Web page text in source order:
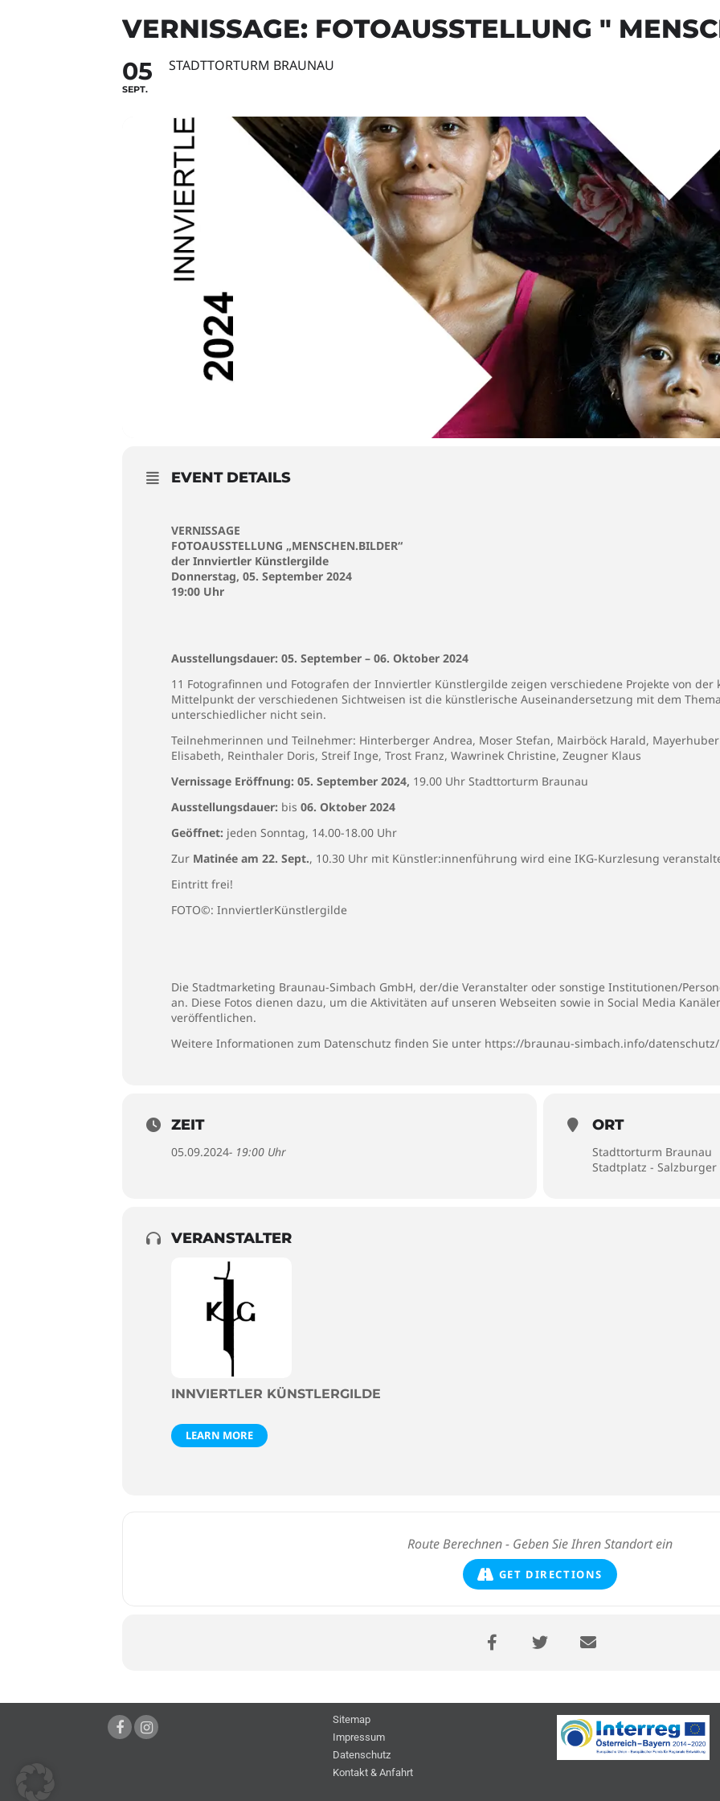
VERNISSAGE: FOTOAUSSTELLUNG "
05
SEPT.
STADTTORTURM BRAUNAU
EVENT DETAILS
VERNISSAGE
FOTOAUSSTELLUNG „MENSCHEN.BILDER“
der Innviertler Künstlergilde
Donnerstag, 05. September 2024
19:00 Uhr
Ausstellungsdauer: 05. September – 06. Oktober 2024
11 Fotografinnen und Fotografen der Innviertler Künstlergilde zeigen verschiedene Projekte von der
Mittelpunkt der verschiedenen Sichtweisen ist die künstlerische Auseinandersetzung mit dem
unterschiedlicher nicht sein.
Teilnehmerinnen und Teilnehmer: Hinterberger Andrea, Moser Stefan, Mairböck Harald,
Elisabeth, Reinthaler Doris, Streif Inge, Trost Franz, Wawrinek Christine, Zeugner Klaus
Vernissage Eröffnung: 05. September 2024, 19.00 Uhr Stadttorturm Braunau
Ausstellungsdauer: bis 06. Oktober 2024
Geöffnet: jeden Sonntag, 14.00-18.00 Uhr
Zur Matinée am 22. Sept., 10.30 Uhr mit Künstler:innenführung wird eine IKG-Kurzlesung
Eintritt frei!
FOTO©: InnviertlerKünstlergilde
Die Stadtmarketing Braunau-Simbach GmbH, der/die Veranstalter oder sonstige Institutionen/
an. Diese Fotos dienen dazu, um die Aktivitäten auf unseren Webseiten sowie in Social Media
veröffentlichen.
Weitere Informationen zum Datenschutz finden Sie unter https://braunau-simbach.info/datenschutz/
ZEIT
05.09.2024- 19:00 Uhr
ORT
Stadttorturm Braunau
Stadtplatz -
VERANSTALTER
INNVIERTLER KÜNSTLERGILDE
LEARN MORE
GET DIRECTIONS
Sitemap
Impressum
Datenschutz
Kontakt & Anfahrt